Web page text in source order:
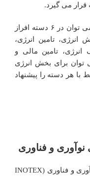
قرار می گیرد.
بنابراین مسائل بخش انرژی کشور را می توان در ۶ دسته افراز
انرژی، تامین انرژی،
تامین مالی و
توان برای بخش انرژی
با هر دسته را پیشنهاد
نوآوری و فناوری
هشتمین دوره نمایشگاه بین المللی نوآوری و فناوری (INOTEX